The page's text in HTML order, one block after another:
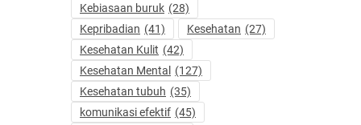
Kebiasaan buruk (28)
Kepribadian (41) Kesehatan (27)
Kesehatan Kulit (42)
Kesehatan Mental
(127)
Kesehatan tubuh (35)
komunikasi efektif (45)